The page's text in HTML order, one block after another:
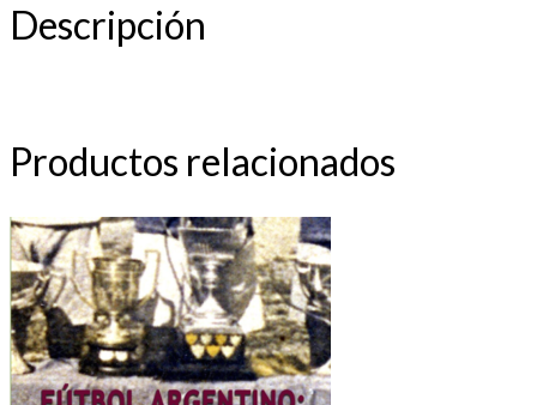
Descripción
Productos relacionados